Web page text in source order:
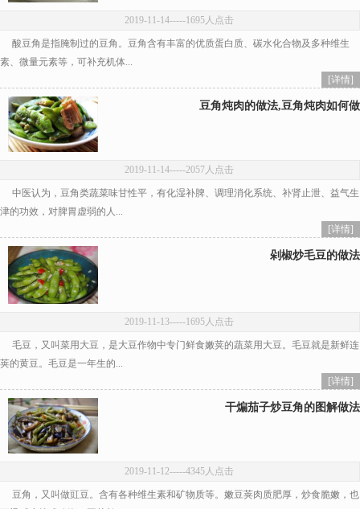
2019-11-14-----1695人点击
酸豆角是指腌制过的豆角。豆角含有丰富的优质蛋白质、碳水化合物及多种维生
素、微量元素等，可补充机体...
[详情]
豆角炖肉的做法,豆角炖肉如何做
2019-11-14-----2057人点击
中医认为，豆角类蔬菜味甘性平，有化湿补脾、调理消化系统、补肾止泄、益气生
津的功效，对脾胃虚弱的人...
[详情]
剁椒炒毛豆的做法
2019-11-13-----1695人点击
毛豆，又叫菜用大豆，是大豆作物中专门鲜食嫩荚的蔬菜用大豆。毛豆就是新鲜连
荚的黄豆。毛豆是一年生的...
[详情]
干煸茄子炒豆角的图解做法
2019-11-12-----4345人点击
豆角，又叫做豇豆。含有各种维生素和矿物质等。嫩豆荚肉质肥厚，炒食脆嫩，也